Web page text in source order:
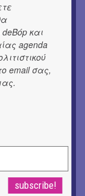
ενός
με
και
agenda
email σας,